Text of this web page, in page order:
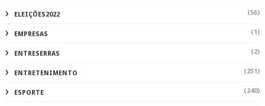
ELEIÇÕES2022 (56)
EMPRESAS (1)
ENTRESERRAS (2)
ENTRETENIMENTO (251)
ESPORTE (240)